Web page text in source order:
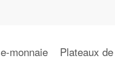
monnaie Plateaux